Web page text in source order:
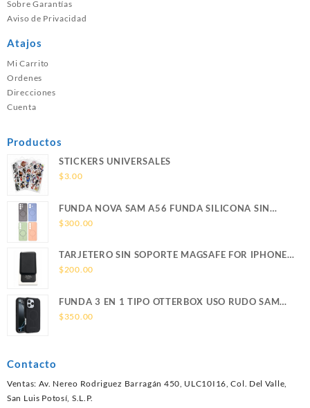
Sobre Garantías
Aviso de Privacidad
Atajos
Mi Carrito
Ordenes
Direcciones
Cuenta
Productos
STICKERS UNIVERSALES
$3.00
FUNDA NOVA SAM A56 FUNDA SILICONA SIN
SOPORTE MAGNETICO SAMSUNG
$300.00
TARJETERO SIN SOPORTE MAGSAFE FOR IPHONE
LEATHER WALLET MAGSAFE
$200.00
FUNDA 3 EN 1 TIPO OTTERBOX USO RUDO SAM
S26 ULTRA SAMSUNG S26 ULTRA
$350.00
Contacto
Ventas: Av. Nereo Rodriguez Barragán 450, ULC10I16, Col. Del Valle,
San Luis Potosí, S.L.P.